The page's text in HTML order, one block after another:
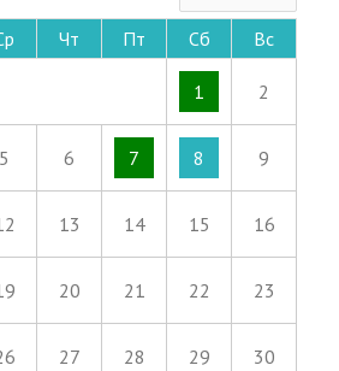
Чт Пт Сб Вс
1 2
5 6 7 8 9
13 14 15 16
20 21 22 23
27 28 29 30